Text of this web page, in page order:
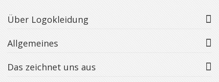
Über Logokleidung
Allgemeines
Das zeichnet uns aus